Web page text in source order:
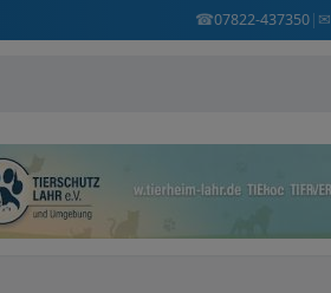
☎07822-437350| ✉